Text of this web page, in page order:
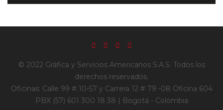
© 2022 Gráfica y Servicios Americanos S.A.S. Todos los
derechos reservados.
Oficinas: Calle 99 # 10-57 y Carrera 12 # 79 -08 Oficina 604
PBX (57) 601 300 18 38 | Bogotá - Colombia